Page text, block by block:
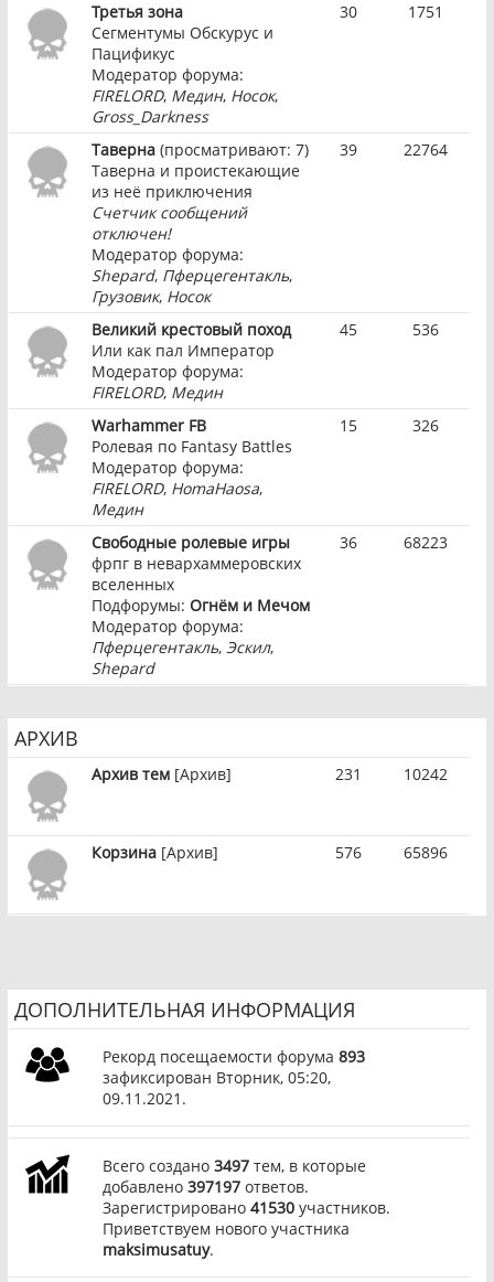
Третья зона
Сегментумы Обскурус и
Пацификус
Модератор форума:
FIRELORD, Медин, Носок,
Gross_Darkness
30 1751
Таверна (просматривают: 7)
Таверна и проистекающие
из неё приключения
Счетчик сообщений
отключен!
Модератор форума:
Shepard, Пферцегентакль,
Грузовик, Носок
39 22764
Великий крестовый поход
Или как пал Император
Модератор форума:
FIRELORD, Медин
45 536
Warhammer FB
Ролевая по Fantasy Battles
Модератор форума:
FIRELORD, HomaHaosa,
Медин
15 326
Свободные ролевые игры
фрпг в невархаммеровских
вселенных
Подфорумы: Огнём и Мечом
Модератор форума:
Пферцегентакль, Эскил,
Shepard
36 68223
АРХИВ
Архив тем [Архив] 231 10242
Корзина [Архив] 576 65896
ДОПОЛНИТЕЛЬНАЯ ИНФОРМАЦИЯ
Рекорд посещаемости форума 893
зафиксирован Вторник, 05:20,
09.11.2021.
Всего создано 3497тем, в которые
добавлено 397197ответов.
Зарегистрировано 41530участников.
Приветствуем нового участника
maksimusatuy.